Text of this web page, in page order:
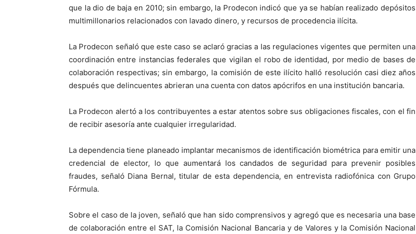
que la dio de baja en 2010; sin embargo, la Prodecon indicó que ya se habían realizado depósitos
multimillonarios relacionados con lavado dinero, y recursos de procedencia ilícita.
La Prodecon señaló que este caso se aclaró gracias a las regulaciones vigentes que permiten una
coordinación entre instancias federales que vigilan el robo de identidad, por medio de bases de
colaboración respectivas; sin embargo, la comisión de este ilícito halló resolución casi diez años
después que delincuentes abrieran una cuenta con datos apócrifos en una institución bancaria.
La Prodecon alertó a los contribuyentes a estar atentos sobre sus obligaciones fiscales, con el fin
de recibir asesoría ante cualquier irregularidad.
La dependencia tiene planeado implantar mecanismos de identificación biométrica para emitir una
credencial de elector, lo que aumentará los candados de seguridad para prevenir posibles
fraudes, señaló Diana Bernal, titular de esta dependencia, en entrevista radiofónica con Grupo
Fórmula.
Sobre el caso de la joven, señaló que han sido comprensivos y agregó que es necesaria una base
de colaboración entre el SAT, la Comisión Nacional Bancaria y de Valores y la Comisión Nacional